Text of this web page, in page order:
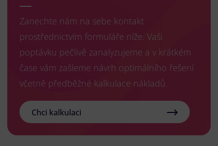
Zanechte nám na sebe kontakt
prostřednictvím formuláře níže. Vaši
poptávku pečlivě zanalyzujeme a v krátkém
čase vám zašleme návrh optimálního řešení
včetně předběžné kalkulace nákladů.
Chci kalkulaci